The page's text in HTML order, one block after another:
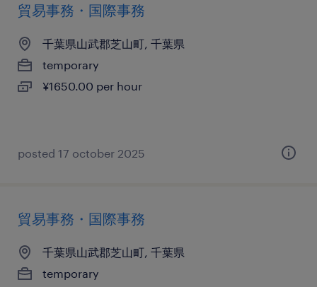
貿易事務・国際事務
千葉県山武郡芝山町, 千葉県
temporary
¥1650.00 per hour
posted 17 october 2025
貿易事務・国際事務
千葉県山武郡芝山町, 千葉県
temporary